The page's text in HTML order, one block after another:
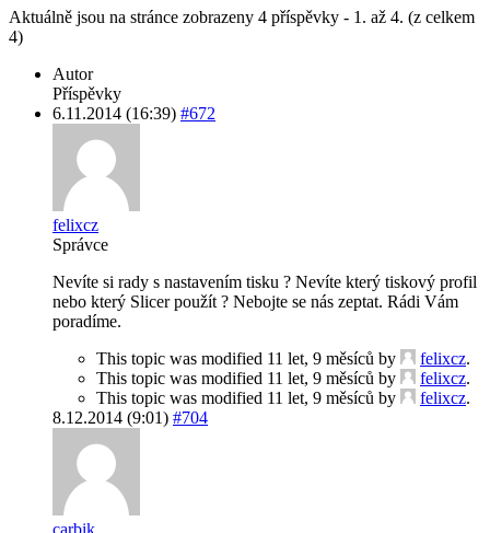
Aktuálně jsou na stránce zobrazeny 4 příspěvky - 1. až 4. (z celkem
4)
Autor
Příspěvky
6.11.2014 (16:39) #672
felixcz
Správce
Nevíte si rady s nastavením tisku ? Nevíte který tiskový profil
nebo který Slicer použít ? Nebojte se nás zeptat. Rádi Vám
poradíme.
This topic was modified 11 let, 9 měsíců by
felixcz.
This topic was modified 11 let, 9 měsíců by
felixcz.
This topic was modified 11 let, 9 měsíců by
felixcz.
8.12.2014 (9:01) #704